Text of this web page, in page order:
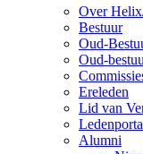
Over
Bestuur
Oud-
Oud-
Ereleden
Lid van
Alumni